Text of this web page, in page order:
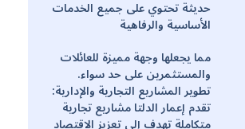
حديثة تحتوي على جميع الخدمات
الأساسية والرفاهية
مما يجعلها وجهة مميزة للعائلات
والمستثمرين على حد سواء.
تطوير المشاريع التجارية والإدارية:
تقدم إعمار الدلتا مشاريع تجارية